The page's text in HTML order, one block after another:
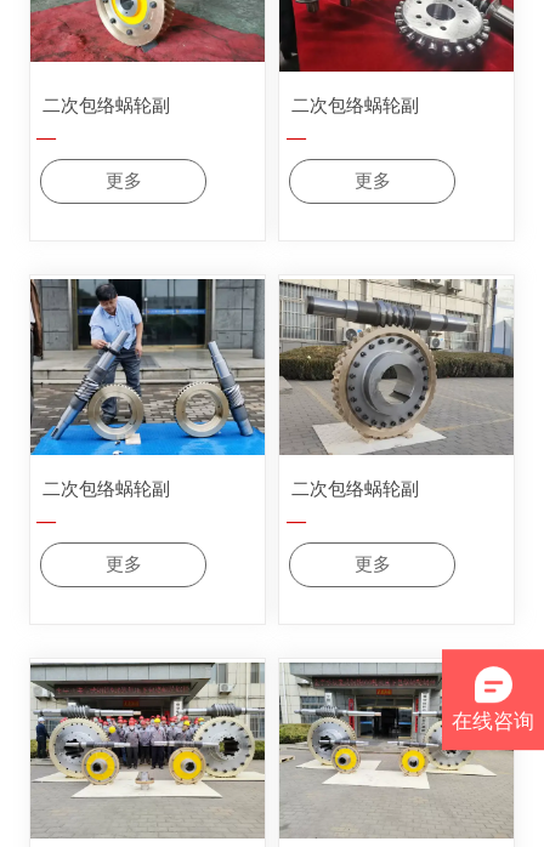
二次包络蜗轮副
—
更多
二次包络蜗轮副
—
更多
二次包络蜗轮副
—
更多
二次包络蜗轮副
—
更多
在线咨询